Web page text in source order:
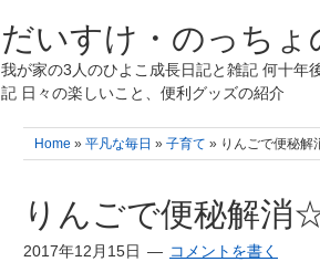
だいすけ・のっちょ
我が家の3人のひよこ成長日記と雑記 何十年
記 日々の楽しいこと、便利グッズの紹介
Home » 平凡な毎日 » 子育て » りんごで便秘解
りんごで便秘解消
2017年12月15日 コメントを書く